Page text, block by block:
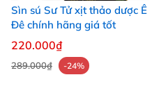
Sìn sú Sư Tử xịt thảo dược Ê
Đê chính hãng giá tốt
220.000₫
289.000₫ -24%